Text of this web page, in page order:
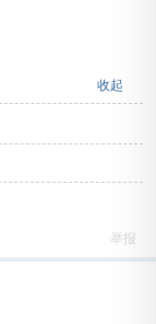
收起
举报